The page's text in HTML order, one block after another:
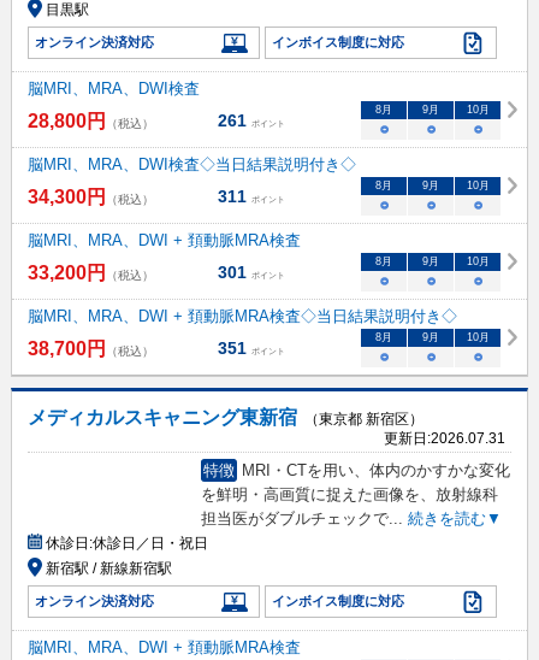
目黒駅
オンライン決済対応 インボイス制度に対応
脳MRI、MRA、DWI検査
28,800円 （税込） 261 ポイント
8月 9月 10月
○ ○ ○
脳MRI、MRA、DWI検査◇当日結果説明付き◇
34,300円 （税込） 311 ポイント
8月 9月 10月
○ ○ ○
脳MRI、MRA、DWI + 頚動脈MRA検査
33,200円 （税込） 301 ポイント
8月 9月 10月
○ ○ ○
脳MRI、MRA、DWI + 頚動脈MRA検査◇当日結果説明付き◇
38,700円 （税込） 351 ポイント
8月 9月 10月
○ ○ ○
メディカルスキャニング東新宿
（東京都 新宿区）
更新日:2026.07.31
特徴 MRI・CTを用い、体内のかすかな変化
を鮮明・高画質に捉えた画像を、放射線科
担当医がダブルチェックで... 続きを読む▼
休診日:休診日／日・祝日
新宿駅 / 新線新宿駅
オンライン決済対応 インボイス制度に対応
脳MRI、MRA、DWI + 頚動脈MRA検査